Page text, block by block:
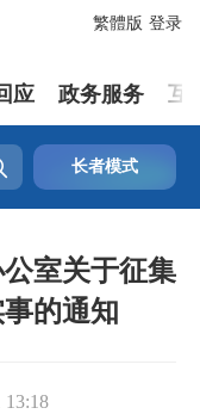
登录
繁體版
应 政务服务 互
长者模式
室关于征集
的通知
13:18